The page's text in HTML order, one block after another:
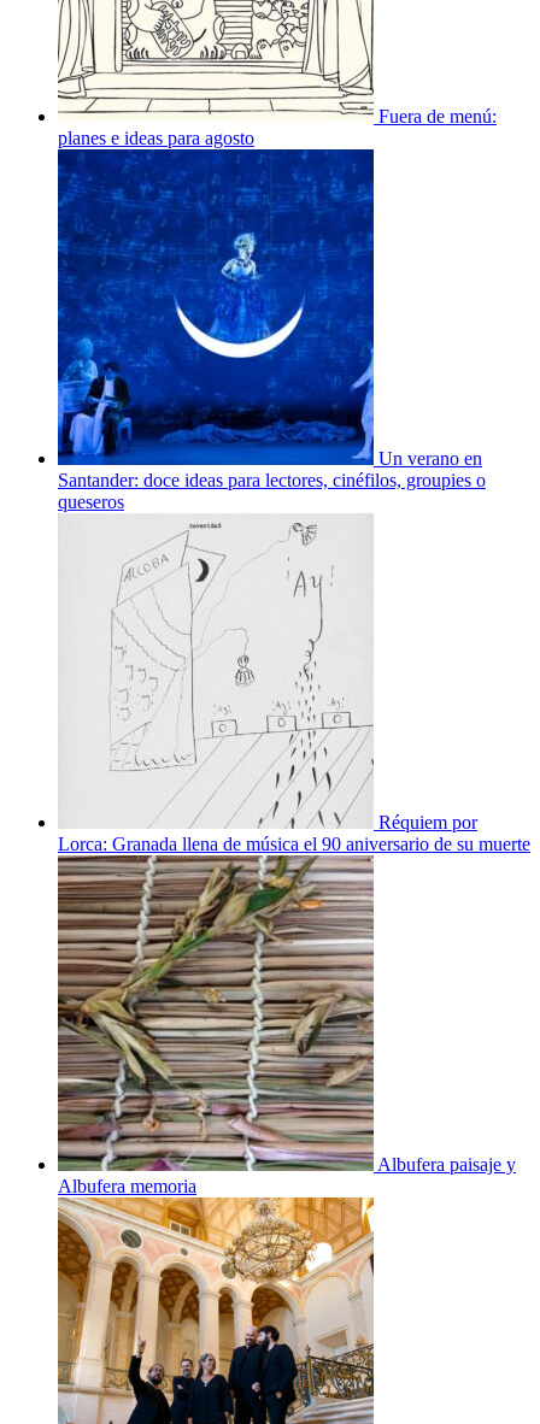
Fuera de menú:
planes e ideas para agosto
Un verano en
Santander: doce ideas para lectores, cinéfilos, groupies o
queseros
Réquiem por
Lorca: Granada llena de música el 90 aniversario de su muerte
Albufera paisaje y
Albufera memoria